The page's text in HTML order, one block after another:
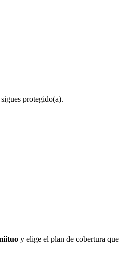
protegido(a).
y elige el plan de cobertura